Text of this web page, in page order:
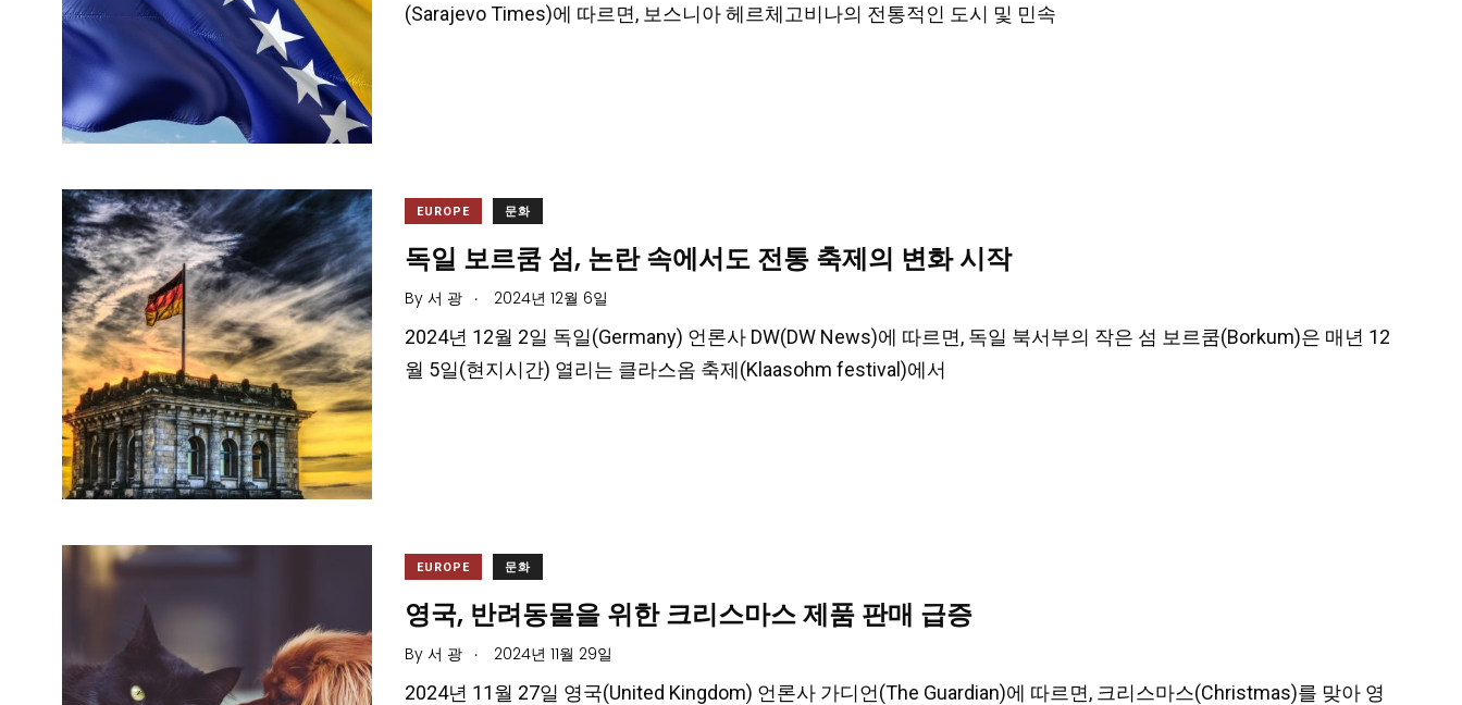
(Sarajevo Times)에 따르면, 보스니아 헤르체고비나의 전통적인 도시 및 민속
EUROPE 문화
독일 보르쿰 섬, 논란 속에서도 전통 축제의 변화 시작
By 서 광 . 2024년 12월 6일
2024년 12월 2일 독일(Germany) 언론사 DW(DW News)에 따르면, 독일 북서부의 작은 섬 보르쿰(Borkum)은 매년 12
월 5일(현지시간) 열리는 클라스옴 축제(Klaasohm festival)에서
EUROPE 문화
영국, 반려동물을 위한 크리스마스 제품 판매 급증
By 서 광 . 2024년 11월 29일
2024년 11월 27일 영국(United Kingdom) 언론사 가디언(The Guardian)에 따르면, 크리스마스(Christmas)를 맞아 영